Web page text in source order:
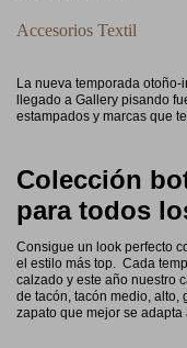
Accesorios Textil
La nueva temporada
llegado a Gallery pisando
estampados y marcas que
Colección
para todos
Consigue un look perfecto
el estilo más top. Cada
calzado y este año nuestro
de tacón, tacón medio, alto,
zapato que mejor se